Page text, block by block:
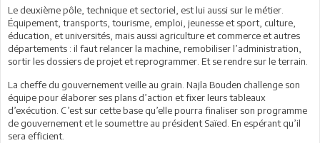
Le deuxième pôle, technique et sectoriel, est lui aussi sur le métier.
Équipement, transports, tourisme, emploi, jeunesse et sport, culture,
éducation, et universités, mais aussi agriculture et commerce et autres
départements : il faut relancer la machine, remobiliser l’administration,
sortir les dossiers de projet et reprogrammer. Et se rendre sur le terrain.
La cheffe du gouvernement veille au grain. Najla Bouden challenge son
équipe pour élaborer ses plans d’action et fixer leurs tableaux
d’exécution. C’est sur cette base qu’elle pourra finaliser son programme
de gouvernement et le soumettre au président Saïed. En espérant qu’il
sera efficient.